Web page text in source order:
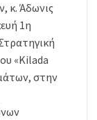
κ. Άδωνις
1η
«Kilada
στην